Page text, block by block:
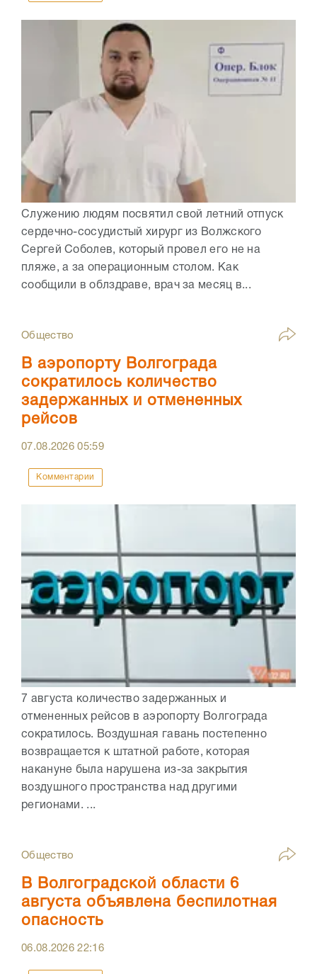
Служению людям посвятил свой летний отпуск
сердечно-сосудистый хирург из Волжского
Сергей Соболев, который провел его не на
пляже, а за операционным столом. Как
сообщили в облздраве, врач за месяц в...
Общество
В аэропорту Волгограда
сократилось количество
задержанных и отмененных
рейсов
07.08.202605:59
Комментарии
7 августа количество задержанных и
отмененных рейсов в аэропорту Волгограда
сократилось. Воздушная гавань постепенно
возвращается к штатной работе, которая
накануне была нарушена из-за закрытия
воздушного пространства над другими
регионами. ...
Общество
В Волгоградской области 6
августа объявлена беспилотная
опасность
06.08.202622:16